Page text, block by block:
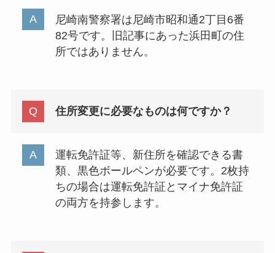
尼崎南警察署は尼崎市昭和通2丁目6番
82号です。旧記事にあった浜田町の住
所ではありません。
住所変更に必要なものは何ですか？
運転免許証等、新住所を確認できる書
類、黒色ボールペンが必要です。2枚持
ちの場合は運転免許証とマイナ免許証
の両方を持参します。